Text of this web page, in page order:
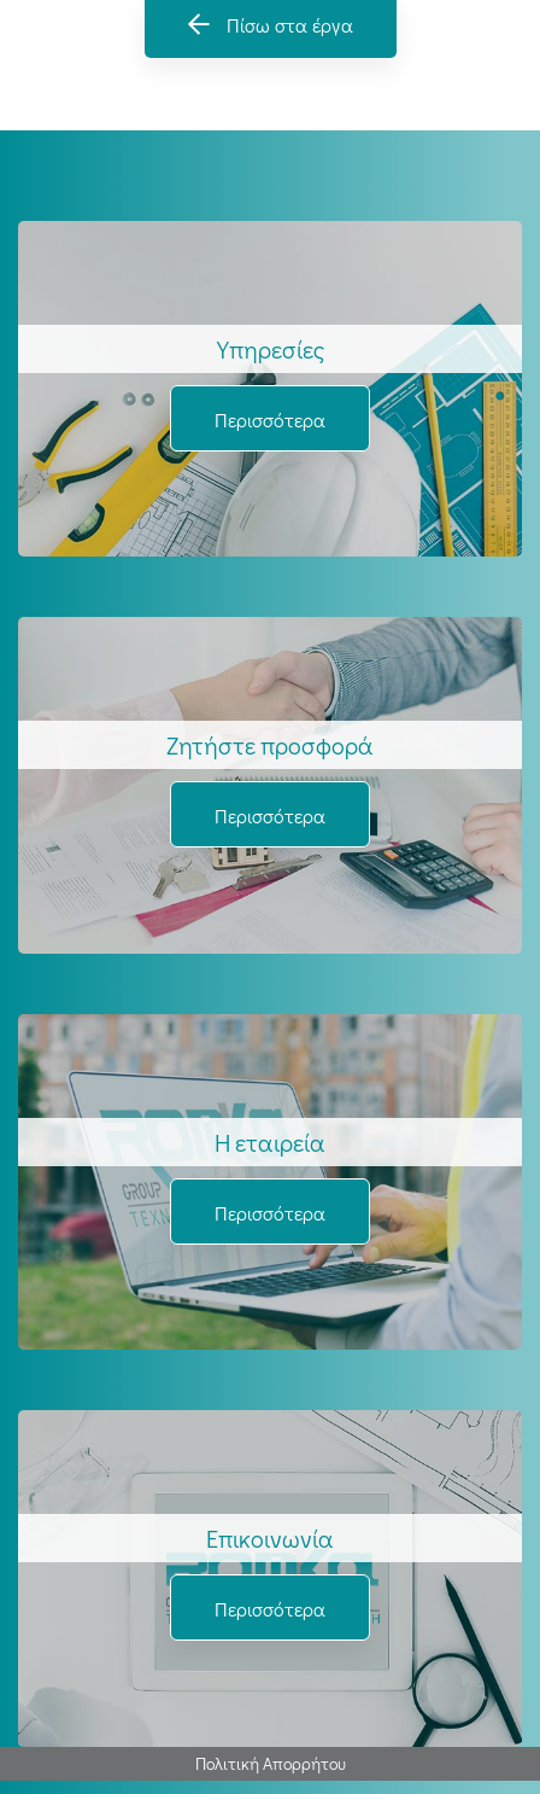
Πίσω στα έργα
Υπηρεσίες
Περισσότερα
Ζητήστε προσφορά
Περισσότερα
Η εταιρεία
Περισσότερα
Επικοινωνία
Περισσότερα
Πολιτική Απορρήτου